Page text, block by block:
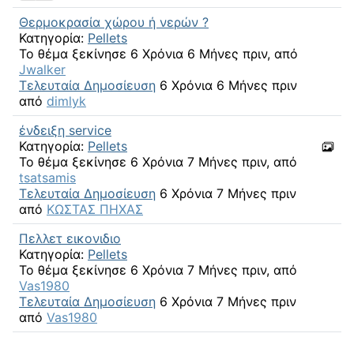
Θερμοκρασία χώρου ή νερών ?
Κατηγορία: Pellets
Το θέμα ξεκίνησε 6 Χρόνια 6 Μήνες πριν, από
Jwalker
Τελευταία Δημοσίευση 6 Χρόνια 6 Μήνες πριν
από dimlyk
ένδειξη service
Κατηγορία: Pellets
Το θέμα ξεκίνησε 6 Χρόνια 7 Μήνες πριν, από
tsatsamis
Τελευταία Δημοσίευση 6 Χρόνια 7 Μήνες πριν
από ΚΩΣΤΑΣ ΠΗΧΑΣ
Πελλετ εικονιδιο
Κατηγορία: Pellets
Το θέμα ξεκίνησε 6 Χρόνια 7 Μήνες πριν, από
Vas1980
Τελευταία Δημοσίευση 6 Χρόνια 7 Μήνες πριν
από Vas1980